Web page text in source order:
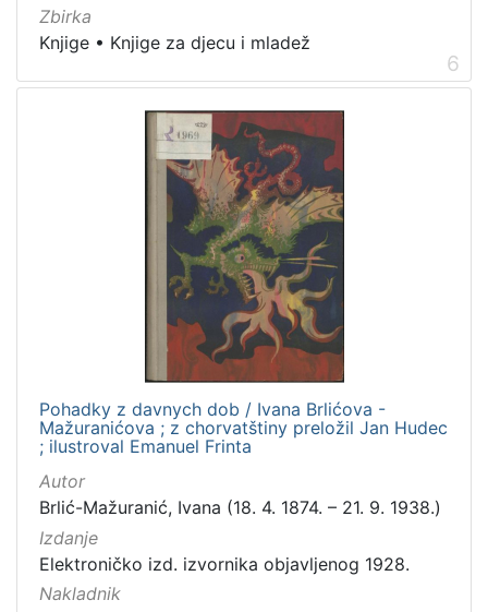
Zbirka
Knjige • Knjige za djecu i mladež
6
Pohadky z davnych dob / Ivana Brlićova -
Mažuranićova ; z chorvatštiny preložil Jan Hudec
; ilustroval Emanuel Frinta
Autor
Brlić-Mažuranić, Ivana (18. 4. 1874. – 21. 9. 1938.)
Izdanje
Elektroničko izd. izvornika objavljenog 1928.
Nakladnik